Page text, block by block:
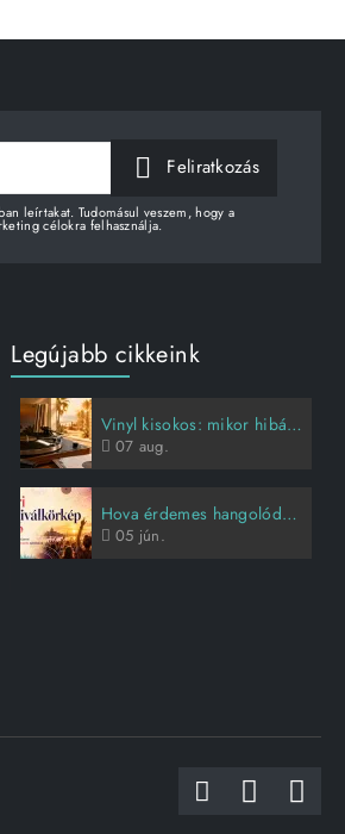
Feliratkozás
leírtakat. Tudomásul veszem, hogy a
célokra felhasználja.
Legújabb cikkeink
Vinyl kisokos: mikor hibás a lemez, és hogyan vigyázz rá?
07 aug.
Hova érdemes hangolódni idén nyáron?
05 jún.